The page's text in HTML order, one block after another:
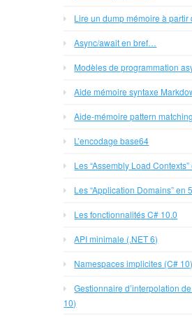
Lire un dump mémoire à partir
Async/await en bref…
Modèles de programmation
Aide mémoire syntaxe
Aide-mémoire pattern
L’encodage base64
Les “Assembly Load
Les “Application Domains” en
Les fonctionnalités C# 10.0
API minimale (.NET 6)
Namespaces implicites (C# 10)
Gestionnaire d’interpolation
10)